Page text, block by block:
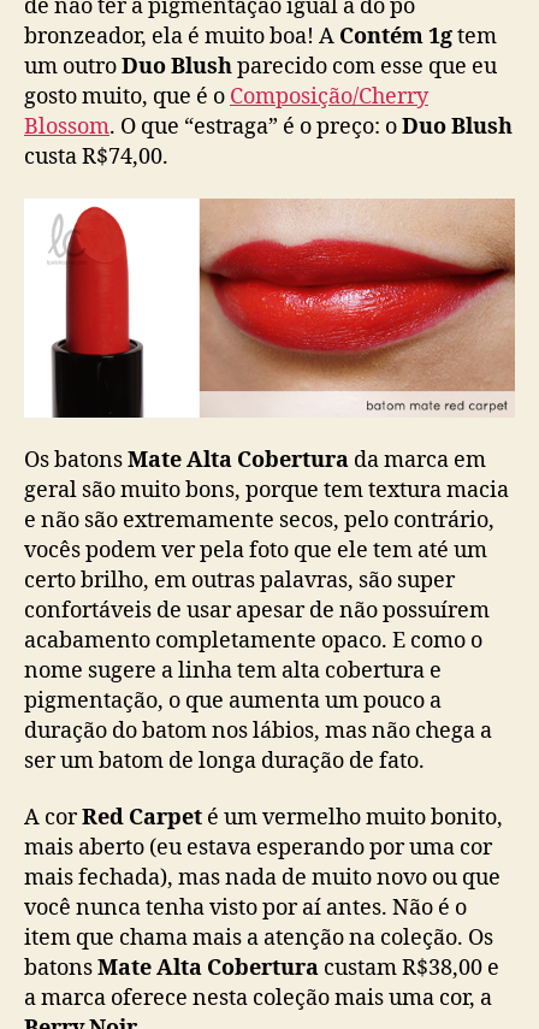
de não ter a pigmentação igual à do pó
bronzeador, ela é muito boa! A Contém 1gtem
um outroDuo Blushparecido com esse que eu
gosto muito, que é o Composição/Cherry
Blossom. O que “estraga” é o preço: oDuo Blush
custa R$74,00.
Os batonsMate Alta Cobertura da marca em
geral são muito bons, porque tem textura macia
e não são extremamente secos, pelo contrário,
vocês podem ver pela foto que ele tem até um
certo brilho, em outras palavras, são super
confortáveis de usar apesar de não possuírem
acabamento completamente opaco. E como o
nome sugere a linha tem alta cobertura e
pigmentação, o que aumenta um pouco a
duração do batom nos lábios, mas não chega a
ser um batom de longa duração de fato.
A corRed Carpet é um vermelho muito bonito,
mais aberto (eu estava esperando por uma cor
mais fechada), mas nada de muito novo ou que
você nunca tenha visto por aí antes. Não é o
item que chama mais a atenção na coleção. Os
batonsMate Alta Cobertura custam R$38,00 e
a marca oferece nesta coleção mais uma cor, a